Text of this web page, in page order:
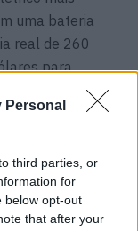
Personal
third parties, or
for
below opt-out
that after your
uma bateria
real de 260
para
de
(AWD)